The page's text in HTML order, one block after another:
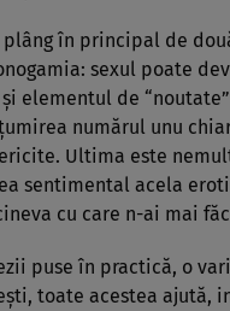
plâng în principal de
sexul poate
elementul de
numărul unu
Ultima este
sentimental acela
cu care n-ai mai
puse în practică, o
toate acestea ajută,